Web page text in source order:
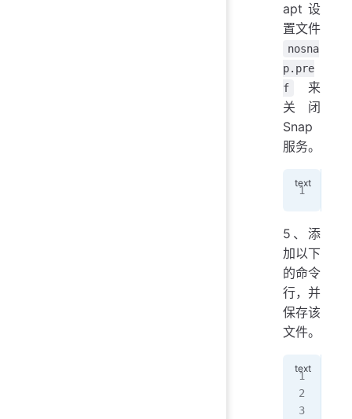
apt 设
置文件
nosna
p.pre
f
来
关闭
Snap
服务。
5、添
加以下
的命令
行，并
保存该
文件。